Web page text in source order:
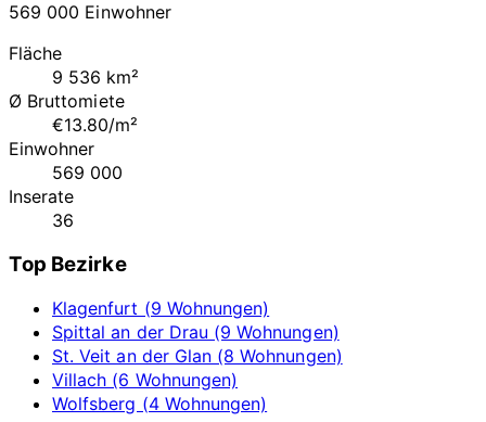
569 000 Einwohner
Fläche
9 536 km²
Ø Bruttomiete
€13.80/m²
Einwohner
569 000
Inserate
36
Top Bezirke
Klagenfurt (9 Wohnungen)
Spittal an der Drau (9 Wohnungen)
St. Veit an der Glan (8 Wohnungen)
Villach (6 Wohnungen)
Wolfsberg (4 Wohnungen)